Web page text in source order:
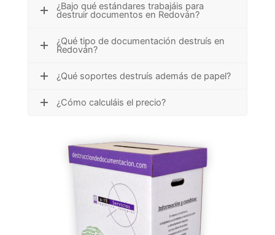
¿Bajo qué estándares trabajáis para
destruir documentos en Redován?
¿Qué tipo de documentación destruís en
Redován?
¿Qué soportes destruís además de papel?
¿Cómo calculáis el precio?